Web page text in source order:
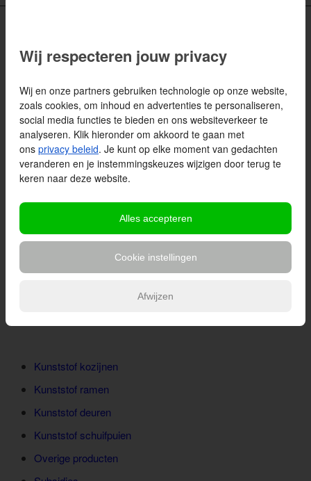
Kozijn & Zo
Hoefsmidstraat 35
3194 AA Hoogvliet
T:010 438 28 05
E:info@kozijnenzo.nl
Maak een afspraak
Kunststof kozijnen
Kunststof ramen
Kunststof deuren
Kunststof schuifpuien
Overige producten
Wij respecteren jouw privacy
Wij en onze partners gebruiken technologie op onze website,
zoals cookies, om inhoud en advertenties te personaliseren,
social media functies te bieden en ons websiteverkeer te
analyseren. Klik hieronder om akkoord te gaan met
ons privacy beleid. Je kunt op elke moment van gedachten
veranderen en je instemmingskeuzes wijzigen door terug te
keren naar deze website.
Alles accepteren
Cookie instellingen
Afwijzen